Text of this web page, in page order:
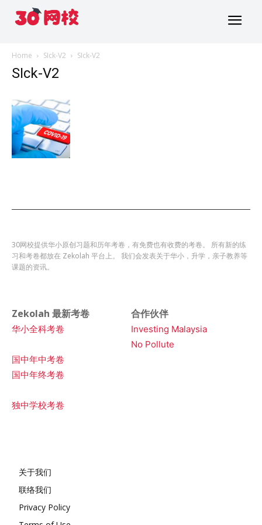
Home SIck-V2 SIck-V2
SIck-V2
30网校提供华小原创习题和历年考卷，有免费也有收费的考卷。 所有新的练
习和考卷都放在 Zekolah 平台上。 我们会发表关于华小，升学，亲子教养等
课题的资讯。
Zekolah 最新考卷
华小全科考卷
国中年中考卷
国中年终考卷
独中学校考卷
合作伙伴
Investing Malaysia
No Pollute
关于我们
联络我们
Privacy Policy